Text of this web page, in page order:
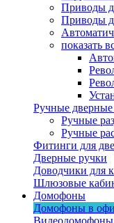
Приводы
Приводы
показать
Ручные
Ручные
Ручные
Фитинги для
Дверные ручки
Доводчики для
Шлюзовые
Домофоны
Домофоны в
Видеодомофоны